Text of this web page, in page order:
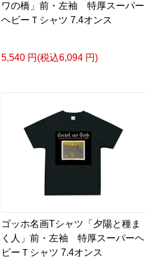
ワの橋」前・左袖 特厚スーパー
ヘビーＴシャツ 7.4オンス
5,540 円(税込6,094 円)
ゴッホ名画Tシャツ「夕陽と種ま
く人」前・左袖 特厚スーパーヘ
ビーＴシャツ 7.4オンス